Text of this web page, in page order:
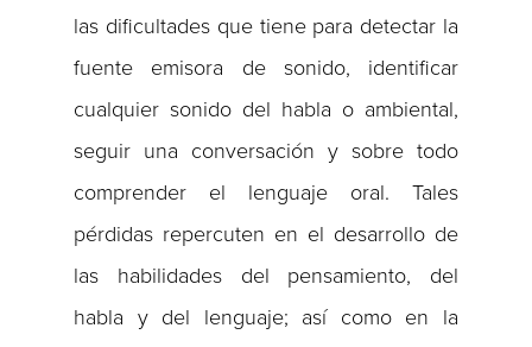
las dificultades que tiene para detectar la
fuente emisora de sonido, identificar
cualquier sonido del habla o ambiental,
seguir una conversación y sobre todo
comprender el lenguaje oral. Tales
pérdidas repercuten en el desarrollo de
las habilidades del pensamiento, del
habla y del lenguaje; así como en la